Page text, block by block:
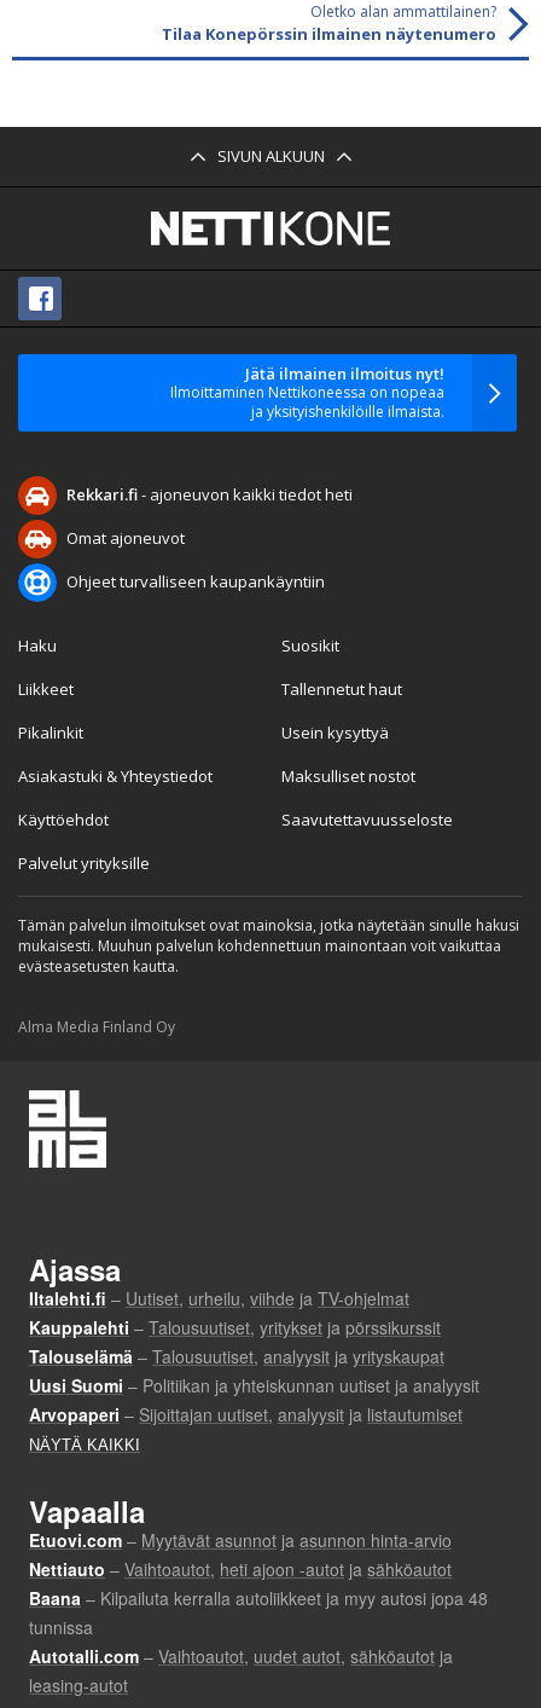
Oletko alan ammattilainen?
Tilaa Konepörssin ilmainen näytenumero
SIVUN ALKUUN
Jätä ilmainen ilmoitus nyt!
Ilmoittaminen Nettikoneessa on nopeaa
ja yksityishenkilöille ilmaista.
Rekkari.fi- ajoneuvon kaikki tiedot heti
Omat ajoneuvot
Ohjeet turvalliseen kaupankäyntiin
Haku
Liikkeet
Pikalinkit
Asiakastuki & Yhteystiedot
Käyttöehdot
Palvelut yrityksille
Suosikit
Tallennetut haut
Usein kysyttyä
Maksulliset nostot
Saavutettavuusseloste
Tämän palvelun ilmoitukset ovat mainoksia, jotka näytetään sinulle hakusi
mukaisesti. Muuhun palvelun kohdennettuun mainontaan voit vaikuttaa
evästeasetusten kautta.
Alma Media Finland Oy